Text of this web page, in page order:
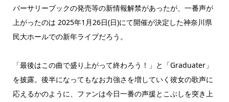
バーサリーブックの発売等の新情報解禁があったが、一番声が
上がったのは 2025年1月26日(日)にて開催が決定した神奈川県
民大ホールでの新年ライブだろう。
「最後はこの曲で盛り上がって終わろう！」と「Graduater」
を披露。後半になってもなお力強さを増していく彼女の歌声に
応えるかのように、ファンは今日一番の声援とこぶしを突き上